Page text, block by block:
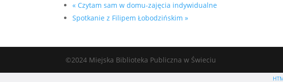
« Czytam sam w domu-zajęcia indywidualne
Spotkanie z Filipem Łobodzińskim»
©2024 Miejska Biblioteka Publiczna w Świeciu